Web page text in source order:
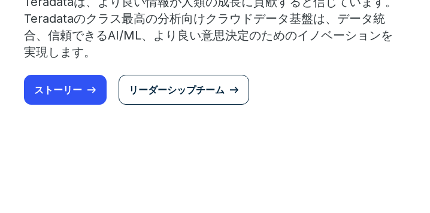
Teradataのクラス最高の分析向けクラウドデータ基盤は、データ統
合、信頼できるAI/ML、より良い意思決定のためのイノベーションを
実現します。
ストーリー リーダーシップチーム